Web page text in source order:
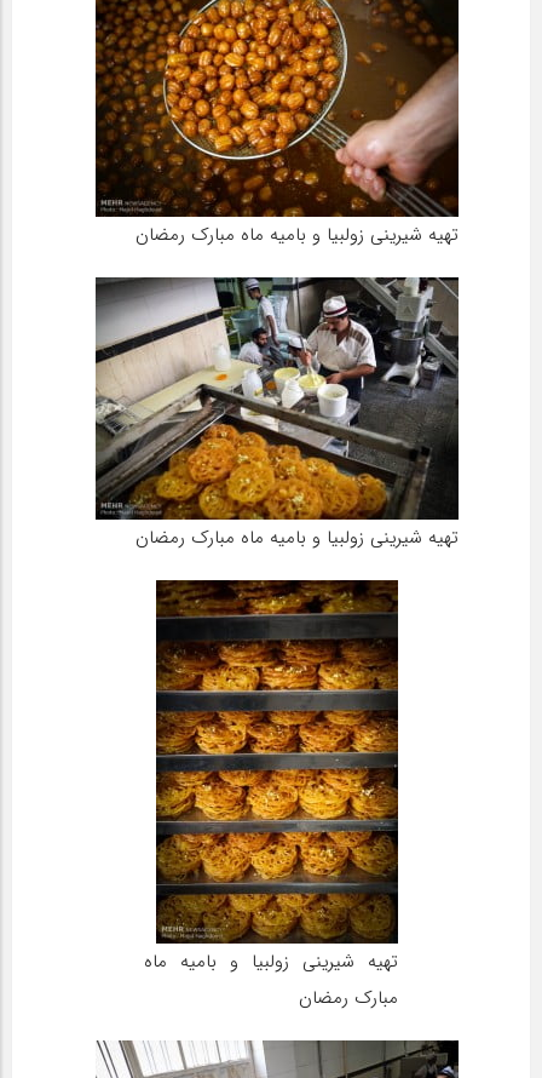
تهیه شیرینی زولبیا و بامیه ماه مبارک رمضان
تهیه شیرینی زولبیا و بامیه ماه مبارک رمضان
تهیه شیرینی زولبیا و بامیه ماه
مبارک رمضان